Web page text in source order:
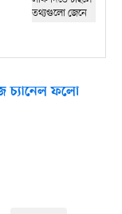
চ্যানেল ফলো